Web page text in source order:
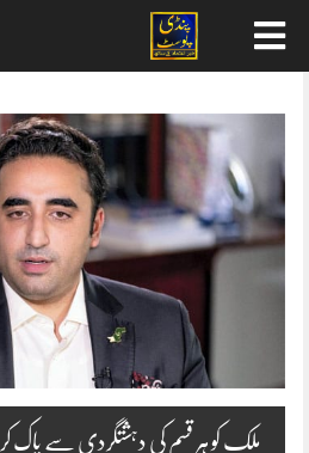
content
ملک کو ہر قسم کی دہشتگردی سے پاک